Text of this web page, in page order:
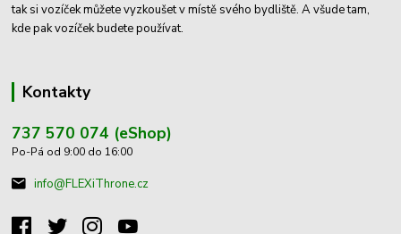
tak si vozíček můžete vyzkoušet v místě svého bydliště. A všude tam,
kde pak vozíček budete používat.
Kontakty
737 570 074 (eShop)
Po-Pá od 9:00 do 16:00
info@FLEXiThrone.cz